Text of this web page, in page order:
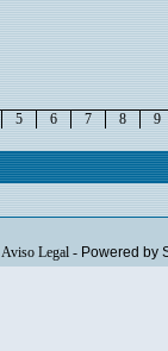
5 6 7 8 9
Aviso Legal- Powered by